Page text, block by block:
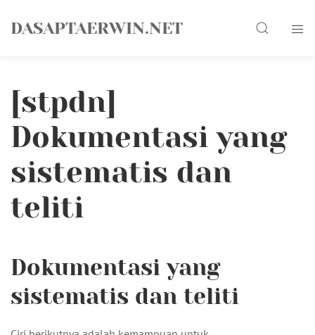
DASAPTAERWIN.NET Search
[stpdn]
Dokumentasi yang
sistematis dan
teliti
Dokumentasi yang
sistematis dan teliti